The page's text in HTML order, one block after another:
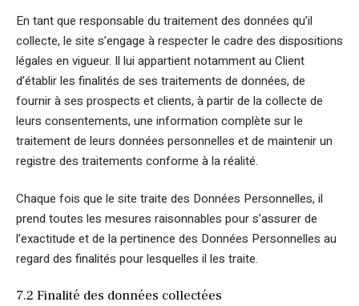
En tant que responsable du traitement des données qu’il
collecte, le site s’engage à respecter le cadre des dispositions
légales en vigueur. Il lui appartient notamment au Client
d’établir les finalités de ses traitements de données, de
fournir à ses prospects et clients, à partir de la collecte de
leurs consentements, une information complète sur le
traitement de leurs données personnelles et de maintenir un
registre des traitements conforme à la réalité.
Chaque fois que le site traite des Données Personnelles, il
prend toutes les mesures raisonnables pour s’assurer de
l’exactitude et de la pertinence des Données Personnelles au
regard des finalités pour lesquelles il les traite.
7.2 Finalité des données collectées